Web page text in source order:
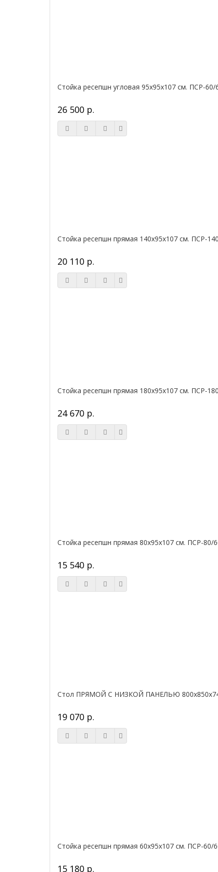
Стойка ресепшн угловая 95х95х107 см. ПСР-60/
26 500 р.
Стойка ресепшн прямая 140х95х107 см. ПСР-
20 110 р.
Стойка ресепшн прямая 180х95х107 см. ПСР-
24 670 р.
Стойка ресепшн прямая 80х95х107 см. ПСР-80/
15 540 р.
Стол ПРЯМОЙ С НИЗКОЙ ПАНЕЛЬЮ
19 070 р.
Стойка ресепшн прямая 60х95х107 см. ПСР-60/
15 180 р.